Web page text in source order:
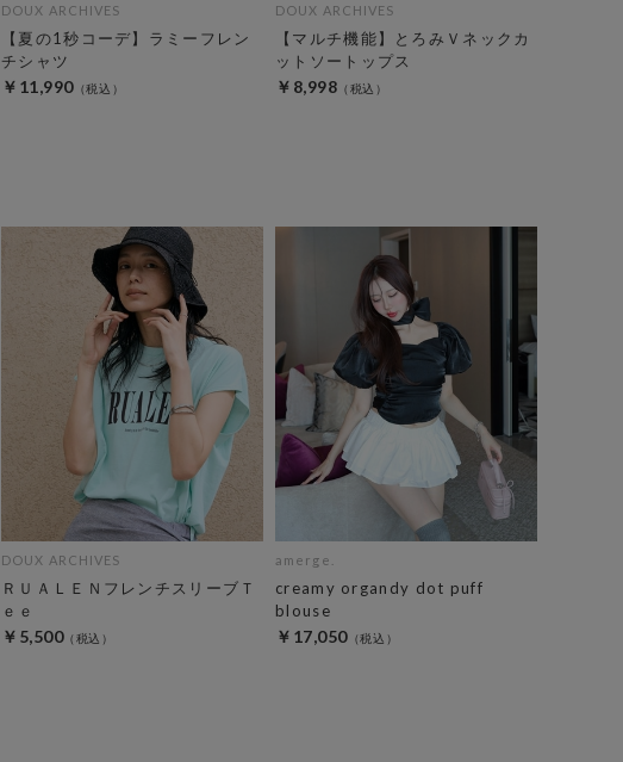
DOUX ARCHIVES
【夏の1秒コーデ】ラミーフレン
チシャツ
￥11,990
DOUX ARCHIVES
【マルチ機能】とろみＶネックカ
ットソートップス
￥8,998
DOUX ARCHIVES
ＲＵＡＬＥＮフレンチスリーブＴ
ｅｅ
￥5,500
amerge.
creamy organdy dot puff
blouse
￥17,050